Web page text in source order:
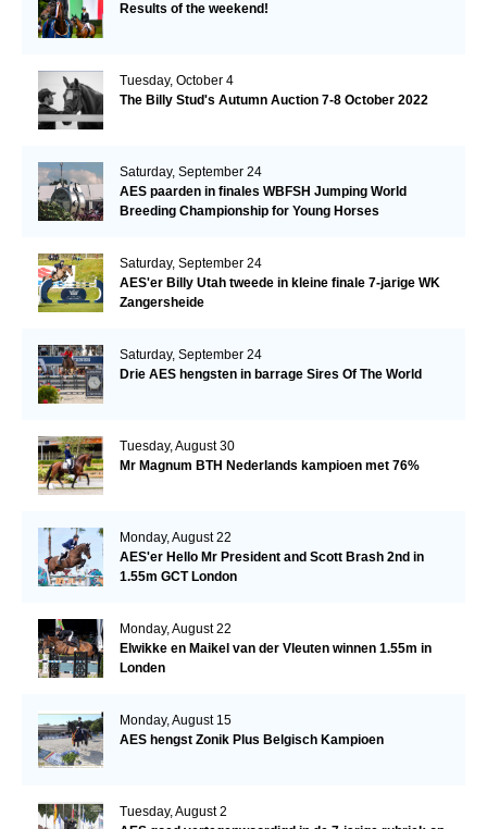
Results of the weekend!
Tuesday, October 4
The Billy Stud's Autumn Auction 7-8 October 2022
Saturday, September 24
AES paarden in finales WBFSH Jumping World
Breeding Championship for Young Horses
Saturday, September 24
AES'er Billy Utah tweede in kleine finale 7-jarige WK
Zangersheide
Saturday, September 24
Drie AES hengsten in barrage Sires Of The World
Tuesday, August 30
Mr Magnum BTH Nederlands kampioen met 76%
Monday, August 22
AES'er Hello Mr President and Scott Brash 2nd in
1.55m GCT London
Monday, August 22
Elwikke en Maikel van der Vleuten winnen 1.55m in
Londen
Monday, August 15
AES hengst Zonik Plus Belgisch Kampioen
Tuesday, August 2